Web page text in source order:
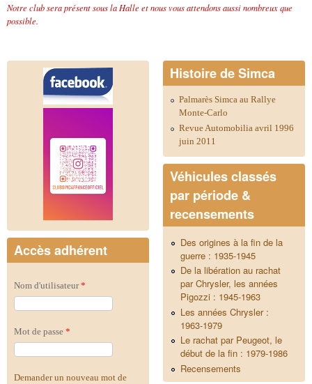
Notre club sera présent sous la Halle et nous vous attendons aussi nombreux que
possible.
Accès adhérent
Nom d'utilisateur*
Mot de passe *
Demander un nouveau mot de
Histoire de Simca
Palmarès Simca au Rallye
Monte-Carlo
Revue Automobilia avril 1996
juin 2011
Véhicules classés
par période &
recensements
Des origines à la fin de la
guerre : 1935-1945
De la libération au rachat
par Chrysler, les années
Pigozzi : 1945-1963
Les années Chrysler :
1963-1979
Le rachat par Peugeot, le
début de la fin : 1979-1986
Recensements